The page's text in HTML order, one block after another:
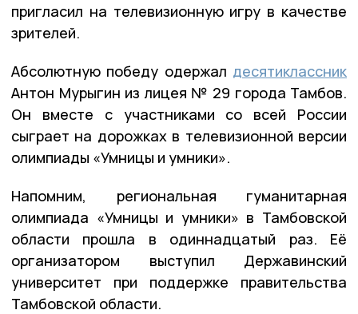
пригласил на телевизионную игру в качестве
зрителей.
Абсолютную победу одержал десятиклассник
Антон Мурыгин из лицея № 29 города Тамбов.
Он вместе с участниками со всей России
сыграет на дорожках в телевизионной версии
олимпиады «Умницы и умники».
Напомним, региональная гуманитарная
олимпиада «Умницы и умники» в Тамбовской
области прошла в одиннадцатый раз. Её
организатором выступил Державинский
университет при поддержке правительства
Тамбовской области.